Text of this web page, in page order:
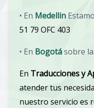
• En Medellin
51 79 OFC 403
• En Bogotásobre la
En Traducciones y
atender tus
nuestro servicio es